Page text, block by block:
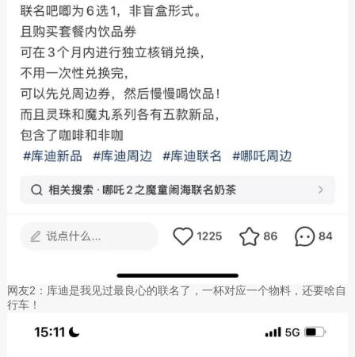
网友2：库迪是我见过最良心的联名了，一杯对应一个物料，还要啥自
行车！